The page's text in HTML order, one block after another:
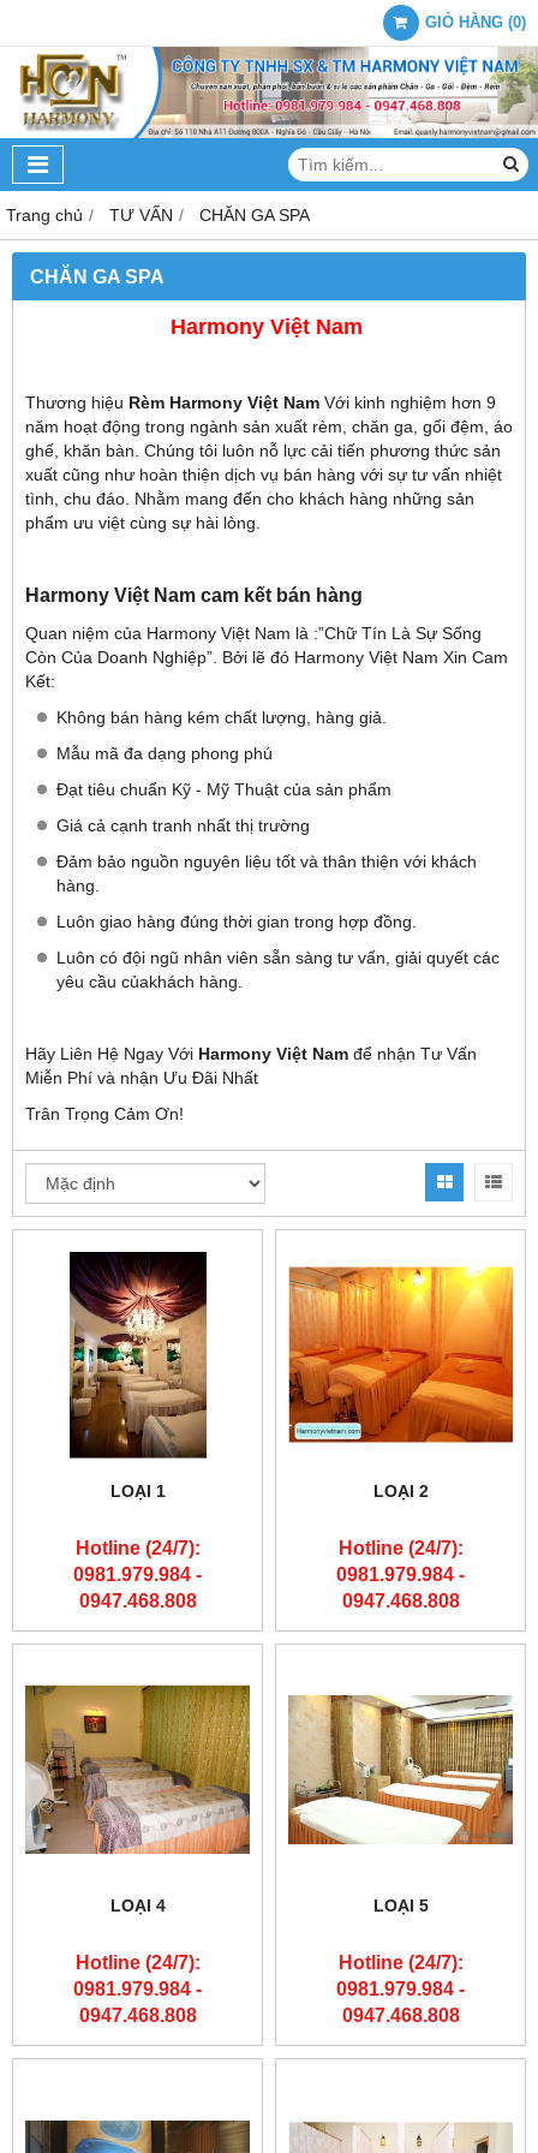
GIỎ HÀNG (0)
Trang chủ TƯ VẤN CHĂN GA SPA
CHĂN GA SPA
Harmony Việt Nam
Thương hiệu Rèm Harmony Việt Nam Với kinh nghiệm hơn 9
năm hoạt động trong ngành sản xuất rèm, chăn ga, gối đệm, áo
ghế, khăn bàn. Chúng tôi luôn nỗ lực cải tiến phương thức sản
xuất cũng như hoàn thiện dịch vụ bán hàng với sự tư vấn nhiệt
tình, chu đáo. Nhằm mang đến cho khách hàng những sản
phẩm ưu việt cùng sự hài lòng.
Harmony Việt Nam cam kết bán hàng
Quan niệm của Harmony Việt Nam là :”Chữ Tín Là Sự Sống
Còn Của Doanh Nghiệp”. Bởi lẽ đó Harmony Việt Nam Xin Cam
Kết:
Không bán hàng kém chất lượng, hàng giả.
Mẫu mã đa dạng phong phú
Đạt tiêu chuẩn Kỹ - Mỹ Thuật của sản phẩm
Giá cả cạnh tranh nhất thị trường
Đảm bảo nguồn nguyên liệu tốt và thân thiện với khách
hàng.
Luôn giao hàng đúng thời gian trong hợp đồng.
Luôn có đội ngũ nhân viên sẵn sàng tư vấn, giải quyết các
yêu cầu củakhách hàng.
Hãy Liên Hệ Ngay Với Harmony Việt Nam để nhận Tư Vấn
Miễn Phí và nhận Ưu Đãi Nhất
Trân Trọng Cảm Ơn!
LOẠI 1
Hotline (24/7):
0981.979.984 -
0947.468.808
LOẠI 2
Hotline (24/7):
0981.979.984 -
0947.468.808
LOẠI 4
Hotline (24/7):
0981.979.984 -
0947.468.808
LOẠI 5
Hotline (24/7):
0981.979.984 -
0947.468.808